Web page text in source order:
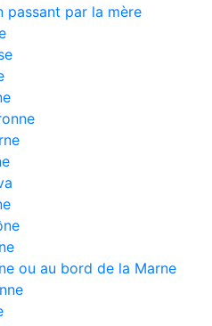
passant par la mère
ou au bord de la Marne